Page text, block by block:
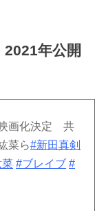
年公開
画化決定 共
菜ら#新田真剣
菜 #ブレイブ #